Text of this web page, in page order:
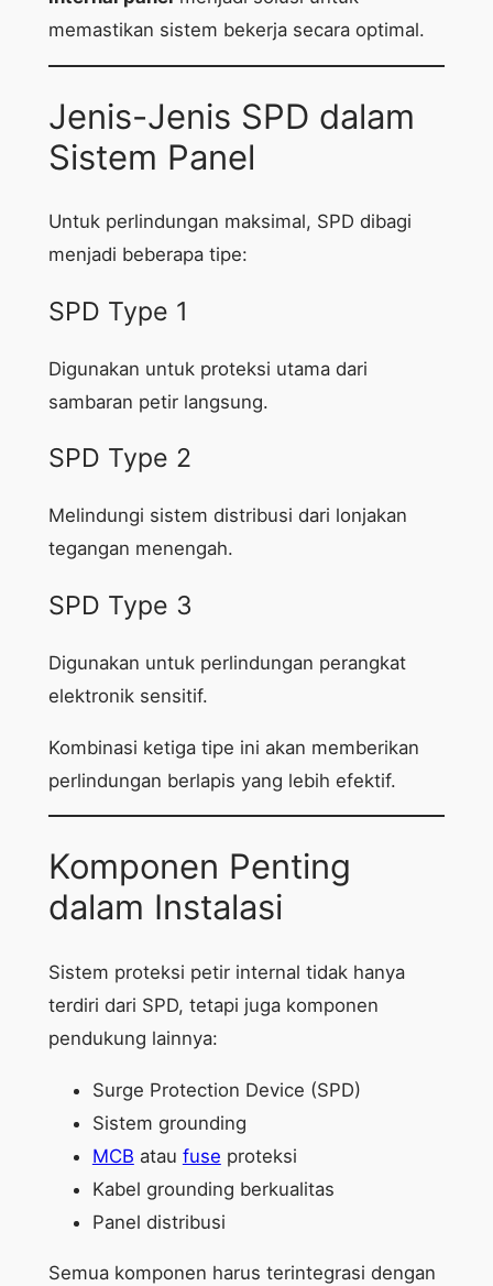
memastikan sistem bekerja secara optimal.
Jenis-Jenis SPD dalam
Sistem Panel
Untuk perlindungan maksimal, SPD dibagi
menjadi beberapa tipe:
SPD Type 1
Digunakan untuk proteksi utama dari
sambaran petir langsung.
SPD Type 2
Melindungi sistem distribusi dari lonjakan
tegangan menengah.
SPD Type 3
Digunakan untuk perlindungan perangkat
elektronik sensitif.
Kombinasi ketiga tipe ini akan memberikan
perlindungan berlapis yang lebih efektif.
Komponen Penting
dalam Instalasi
Sistem proteksi petir internal tidak hanya
terdiri dari SPD, tetapi juga komponen
pendukung lainnya:
Surge Protection Device (SPD)
Sistem grounding
MCB atau fuse proteksi
Kabel grounding berkualitas
Panel distribusi
Semua komponen harus terintegrasi dengan